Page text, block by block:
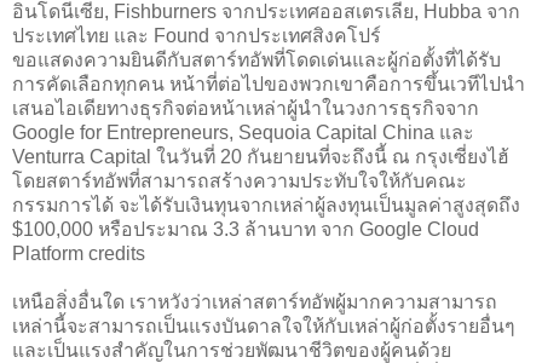
อินโดนีเซีย, Fishburners จากประเทศออสเตรเลีย, Hubba จาก
ประเทศไทย และ Found จากประเทศสิงคโปร์
ขอแสดงความยินดีกับสตาร์ทอัพที่โดดเด่นและผู้ก่อตั้งที่ได้รับ
การคัดเลือกทุกคน หน้าที่ต่อไปของพวกเขาคือการขึ้นเวทีไปนำ
เสนอไอเดียทางธุรกิจต่อหน้าเหล่าผู้นำในวงการธุรกิจจาก
Google for Entrepreneurs, Sequoia Capital China และ
Venturra Capital ในวันที่ 20 กันยายนที่จะถึงนี้ ณ กรุงเซี่ยงไฮ้
โดยสตาร์ทอัพที่สามารถสร้างความประทับใจให้กับคณะ
กรรมการได้ จะได้รับเงินทุนจากเหล่าผู้ลงทุนเป็นมูลค่าสูงสุดถึง
$100,000 หรือประมาณ 3.3 ล้านบาท จาก Google Cloud
Platform credits
เหนือสิ่งอื่นใด เราหวังว่าเหล่าสตาร์ทอัพผู้มากความสามารถ
เหล่านี้จะสามารถเป็นแรงบันดาลใจให้กับเหล่าผู้ก่อตั้งรายอื่นๆ
และเป็นแรงสำคัญในการช่วยพัฒนาชีวิตของผู้คนด้วย